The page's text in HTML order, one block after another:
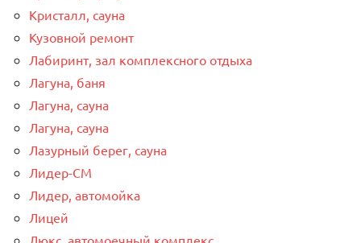
Кристалл, сауна
Кузовной ремонт
Лабиринт, зал комплексного отдыха
Лагуна, баня
Лагуна, сауна
Лагуна, сауна
Лазурный берег, сауна
Лидер-СМ
Лидер, автомойка
Лицей